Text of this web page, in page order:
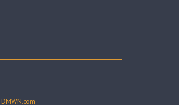
DMWN.com